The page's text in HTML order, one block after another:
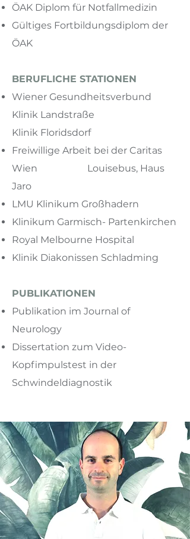
ÖAK Diplom für Notfallmedizin
Gültiges Fortbildungsdiplom der
ÖAK
BERUFLICHE STATIONEN
Wiener Gesundheitsverbund
Klinik Landstraße
Klinik Floridsdorf
Freiwillige Arbeit bei der Caritas
Wien
Louisebus, Haus
Jaro
LMU Klinikum Großhadern
Klinikum Garmisch- Partenkirchen
Royal Melbourne Hospital
Klinik Diakonissen Schladming
PUBLIKATIONEN
Publikation im Journal of
Neurology
Dissertation zum Video-
Kopfimpulstest in der
Schwindeldiagnostik